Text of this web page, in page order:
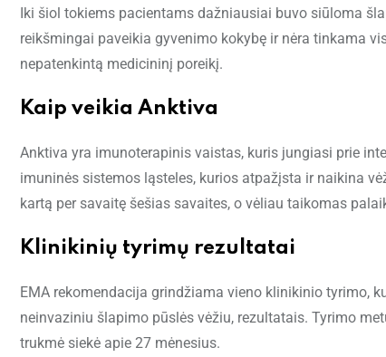
Iki šiol tokiems pacientams dažniausiai buvo siūloma
reikšmingai paveikia gyvenimo kokybę ir nėra tinkama
nepatenkintą medicininį poreikį.
Kaip veikia Anktiva
Anktiva yra imunoterapinis vaistas, kuris jungiasi prie
imuninės sistemos ląsteles, kurios atpažįsta ir naikina
kartą per savaitę šešias savaites, o vėliau taikomas
Klinikinių tyrimų rezultatai
EMA rekomendacija grindžiama vieno klinikinio tyrimo,
neinvaziniu šlapimo pūslės vėžiu, rezultatais. Tyrimo
trukmė siekė apie 27 mėnesius.